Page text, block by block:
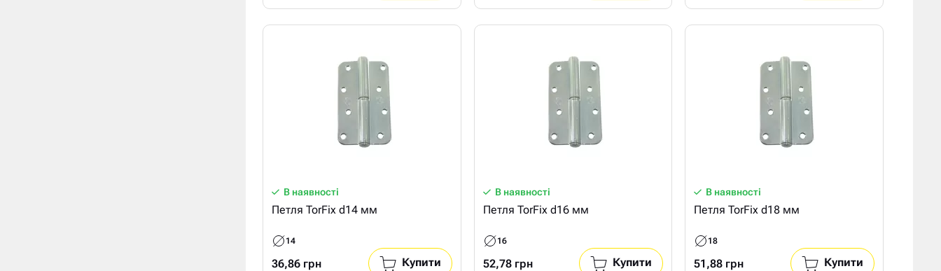
В наявності
Петля TorFix d14 мм
14
36,86 грн Купити
В наявності
Петля TorFix d16 мм
16
52,78 грн Купити
В наявності
Петля TorFix d18 мм
18
51,88 грн Купити